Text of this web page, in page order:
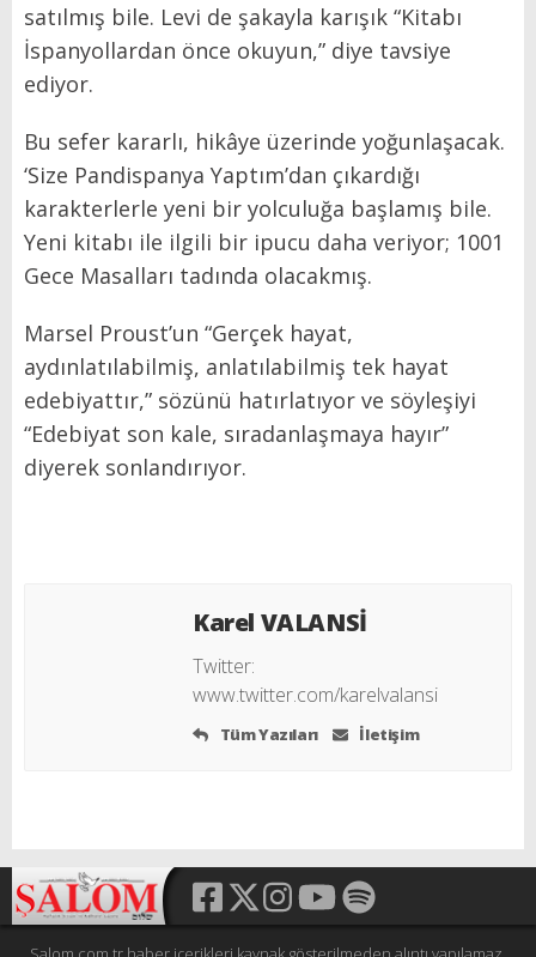
satılmış bile. Levi de şakayla karışık “Kitabı
İspanyollardan önce okuyun,” diye tavsiye
ediyor.
Bu sefer kararlı, hikâye üzerinde yoğunlaşacak.
‘Size Pandispanya Yaptım’dan çıkardığı
karakterlerle yeni bir yolculuğa başlamış bile.
Yeni kitabı ile ilgili bir ipucu daha veriyor; 1001
Gece Masalları tadında olacakmış.
Marsel Proust’un “Gerçek hayat,
aydınlatılabilmiş, anlatılabilmiş tek hayat
edebiyattır,” sözünü hatırlatıyor ve söyleşiyi
“Edebiyat son kale, sıradanlaşmaya hayır”
diyerek sonlandırıyor.
Karel VALANSİ
Twitter:
www.twitter.com/karelvalansi
Tüm Yazıları İletişim